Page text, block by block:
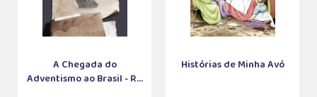
A Chegada do
Adventismo ao Brasil - R...
Histórias de Minha Avó